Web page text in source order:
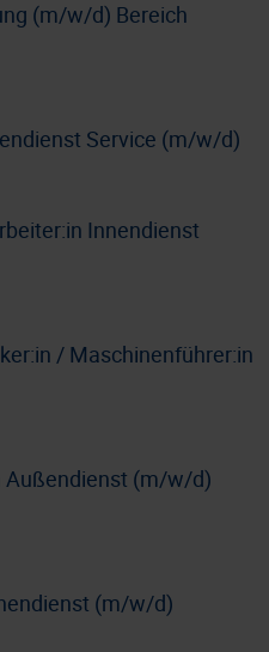
(m/w/d) Bereich
Service (m/w/d)
Innendienst
/ Maschinenführer:in
(m/w/d)
(m/w/d)